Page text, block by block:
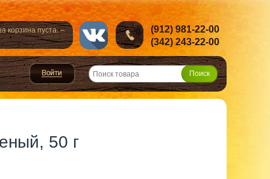
корзина пуста. –
(912) 981-22-00
(342) 243-22-00
50 г